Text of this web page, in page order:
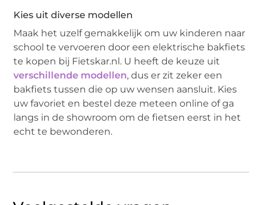
Kies uit diverse modellen
Maak het uzelf gemakkelijk om uw kinderen naar
school te vervoeren door een elektrische bakfiets
te kopen bij Fietskar.nl. U heeft de keuze uit
verschillende modellen, dus er zit zeker een
bakfiets tussen die op uw wensen aansluit. Kies
uw favoriet en bestel deze meteen online of ga
langs in de showroom om de fietsen eerst in het
echt te bewonderen.